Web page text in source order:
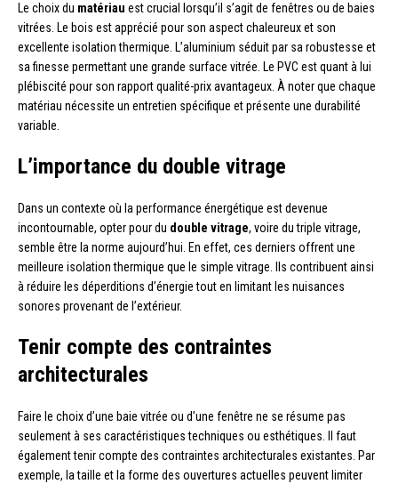
Le choix du matériau est crucial lorsqu’il s’agit de fenêtres ou de baies
vitrées. Le bois est apprécié pour son aspect chaleureux et son
excellente isolation thermique. L’aluminium séduit par sa robustesse et
sa finesse permettant une grande surface vitrée. Le PVC est quant à lui
plébiscité pour son rapport qualité-prix avantageux. À noter que chaque
matériau nécessite un entretien spécifique et présente une durabilité
variable.
L’importance du double vitrage
Dans un contexte où la performance énergétique est devenue
incontournable, opter pour du double vitrage, voire du triple vitrage,
semble être la norme aujourd’hui. En effet, ces derniers offrent une
meilleure isolation thermique que le simple vitrage. Ils contribuent ainsi
à réduire les déperditions d’énergie tout en limitant les nuisances
sonores provenant de l’extérieur.
Tenir compte des contraintes
architecturales
Faire le choix d’une baie vitrée ou d’une fenêtre ne se résume pas
seulement à ses caractéristiques techniques ou esthétiques. Il faut
également tenir compte des contraintes architecturales existantes. Par
exemple, la taille et la forme des ouvertures actuelles peuvent limiter